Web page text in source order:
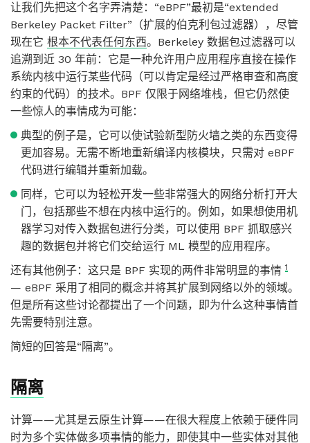
让我们先把这个名字弄清楚：“eBPF”最初是“extended
Berkeley Packet Filter”（扩展的伯克利包过滤器），尽管
现在它 根本不代表任何东西。Berkeley 数据包过滤器可以
追溯到近 30 年前：它是一种允许用户应用程序直接在操作
系统内核中运行某些代码（可以肯定是经过严格审查和高度
约束的代码）的技术。BPF 仅限于网络堆栈，但它仍然使
一些惊人的事情成为可能：
典型的例子是，它可以使试验新型防火墙之类的东西变得
更加容易。无需不断地重新编译内核模块，只需对 eBPF
代码进行编辑并重新加载。
同样，它可以为轻松开发一些非常强大的网络分析打开大
门，包括那些不想在内核中运行的。例如，如果想使用机
器学习对传入数据包进行分类，可以使用 BPF 抓取感兴
趣的数据包并将它们交给运行 ML 模型的应用程序。
还有其他例子：这只是 BPF 实现的两件非常明显的事情 1
— eBPF 采用了相同的概念并将其扩展到网络以外的领域。
但是所有这些讨论都提出了一个问题，即为什么这种事情首
先需要特别注意。
简短的回答是“隔离”。
隔离
计算——尤其是云原生计算——在很大程度上依赖于硬件同
时为多个实体做多项事情的能力，即使其中一些实体对其他